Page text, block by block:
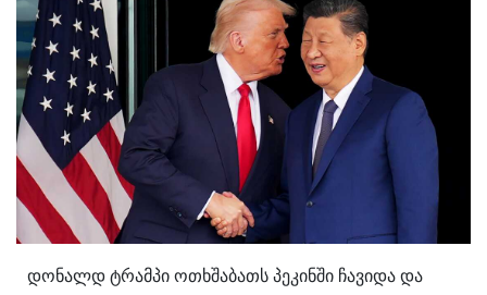
დონალდ ტრამპი ოთხშაბათს პეკინში ჩავიდა და